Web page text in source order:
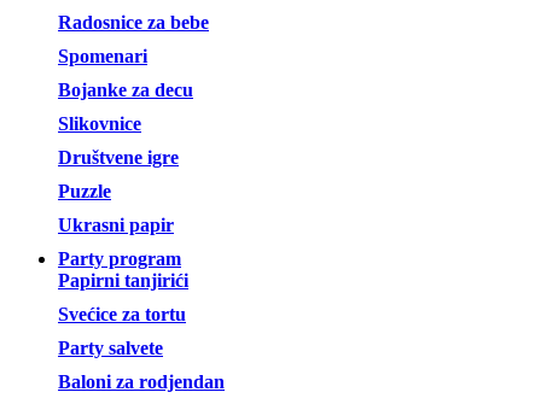
Radosnice za bebe
Spomenari
Bojanke za decu
Slikovnice
Društvene igre
Puzzle
Ukrasni papir
Party program
Papirni tanjirići
Svećice za tortu
Party salvete
Baloni za rodjendan